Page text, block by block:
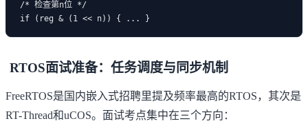
/* 检查第n位 */
RTOS面试准备：任务调度与同步机制
FreeRTOS是国内嵌入式招聘里提及频率最高的RTOS，其次是
RT-Thread和uCOS。面试考点集中在三个方向：